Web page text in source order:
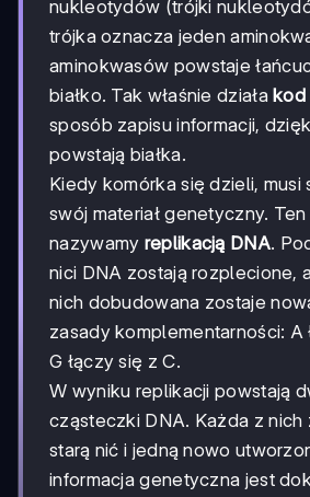
nukleotydów (trójki
trójka oznacza jeden
aminokwasów powstaje
białko. Tak właśnie działa kod
sposób zapisu informacji,
powstają białka.
Kiedy komórka się dzieli, musi
swój materiał genetyczny.
nazywamy replikacją DNA.
nici DNA zostają rozplecione,
nich dobudowana zostaje
zasady komplementarności: A
G łączy się z C.
W wyniku replikacji powstają
cząsteczki DNA. Każda z nich
starą nić i jedną nowo
informacja genetyczna jest